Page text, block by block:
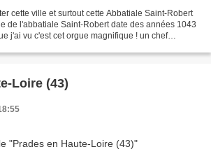
cette ville et surtout cette Abbatiale Saint-Robert
de l'abbatiale Saint-Robert date des années 1043
j'ai vu c'est cet orgue magnifique ! un chef
Loire (43)